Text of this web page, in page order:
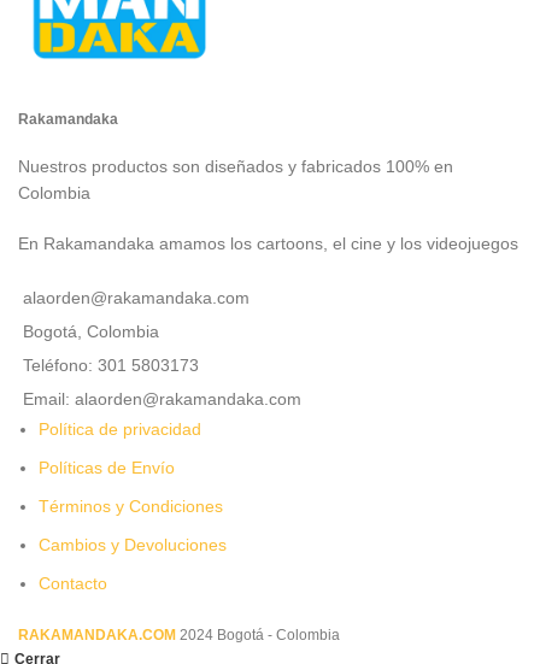
Rakamandaka
Nuestros productos son diseñados y fabricados 100% en
Colombia
En Rakamandaka amamos los cartoons, el cine y los videojuegos
alaorden@rakamandaka.com
Bogotá, Colombia
Teléfono: 301 5803173
Email: alaorden@rakamandaka.com
Política de privacidad
Políticas de Envío
Términos y Condiciones
Cambios y Devoluciones
Contacto
RAKAMANDAKA.COM 2024 Bogotá - Colombia
Cerrar